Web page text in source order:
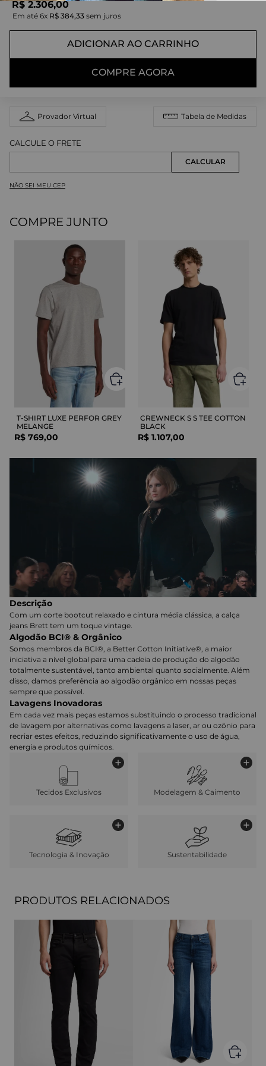
R$ 2.306,00
Em até 6x R$ 384,33 sem juros
ADICIONAR AO CARRINHO
COMPRE AGORA
Provador Virtual Tabela de Medidas
NÃO SEI MEU CEP
COMPRE JUNTO
T-SHIRT LUXE PERFOR GREY
MELANGE
R$ 769,00
CREWNECK S S TEE COTTON
BLACK
R$ 1.107,00
Descrição
Com um corte bootcut relaxado e cintura média clássica, a calça
jeans Brett tem um toque vintage.
Algodão BCI® & Orgânico
Somos membros da BCI®, a Better Cotton Initiative®, a maior
iniciativa a nível global para uma cadeia de produção do algodão
totalmente sustentável, tanto ambiental quanto socialmente. Além
disso, damos preferência ao algodão orgânico em nossas peças
sempre que possível.
Lavagens Inovadoras
Em cada vez mais peças estamos substituindo o processo tradicional
de lavagem por alternativas como lavagens a laser, ar ou ozônio para
recriar estes efeitos, reduzindo significativamente o uso de água,
energia e produtos químicos.
Tecidos Exclusivos Modelagem & Caimento
Tecnologia & Inovação Sustentabilidade
PRODUTOS RELACIONADOS